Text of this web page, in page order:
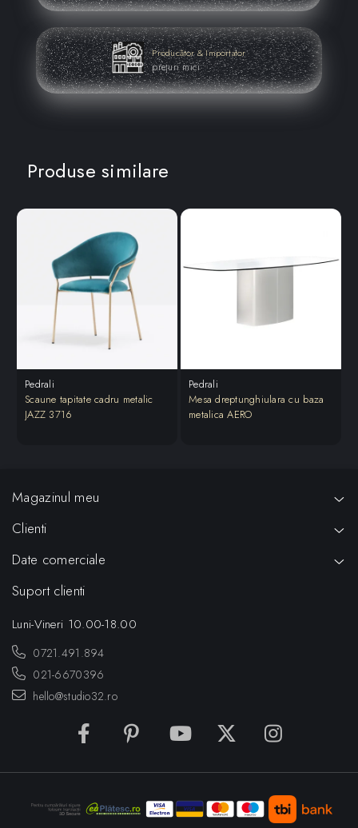
Producător & Importator
prețuri mici
Produse similare
Pedrali
Scaune tapitate cadru metalic
JAZZ 3716
Pedrali
Mesa dreptunghiulara cu baza
metalica AERO
Magazinul meu
Clienti
Date comerciale
Suport clienti
Luni-Vineri 10.00-18.00
0721.491.894
021-6670396
hello@studio32.ro